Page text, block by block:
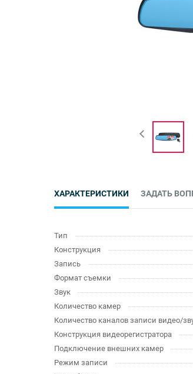
ХАРАКТЕРИСТИКИ ЗАДАТЬ
Тип
Конструкция
Запись
Формат съемки
Звук
Количество камер
Количество каналов записи видео/
Конструкция видеорегистратора
Подключение внешних камер
Режим записи